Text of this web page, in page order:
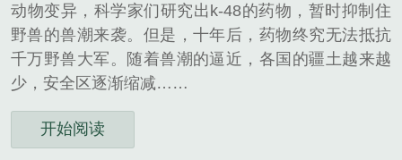
动物变异，科学家们研究出k-48的药物，暂时抑制住
野兽的兽潮来袭。但是，十年后，药物终究无法抵抗
千万野兽大军。随着兽潮的逼近，各国的疆土越来越
少，安全区逐渐缩减……
开始阅读